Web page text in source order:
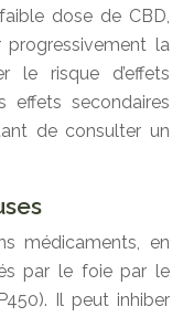
dose de CBD,
progressivement la
le risque d’effets
effets secondaires
de consulter un
médicaments, en
par le foie par le
Il peut inhiber